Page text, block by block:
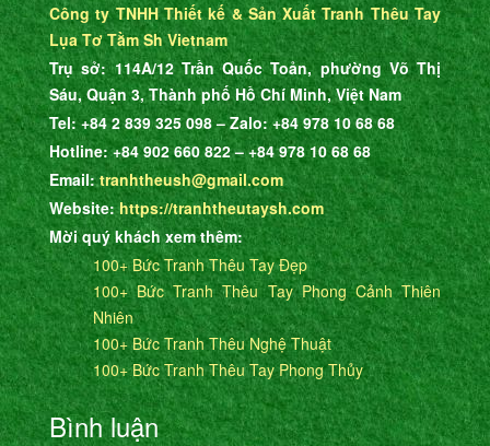
Công ty TNHH Thiết kế & Sản Xuất Tranh Thêu Tay
Lụa Tơ Tằm Sh Vietnam
Trụ sở: 114A/12 Trần Quốc Toản, phường Võ Thị
Sáu, Quận 3, Thành phố Hồ Chí Minh, Việt Nam
Tel: +84 2 839 325 098 – Zalo: +84 978 10 68 68
Hotline: +84 902 660 822 – +84 978 10 68 68
Email:tranhtheush@gmail.com
Website:https://tranhtheutaysh.com
Mời quý khách xem thêm:
100+ Bức Tranh Thêu Tay Đẹp
100+ Bức Tranh Thêu Tay Phong Cảnh Thiên
Nhiên
100+ Bức Tranh Thêu Nghệ Thuật
100+ Bức Tranh Thêu Tay Phong Thủy
Bình luận